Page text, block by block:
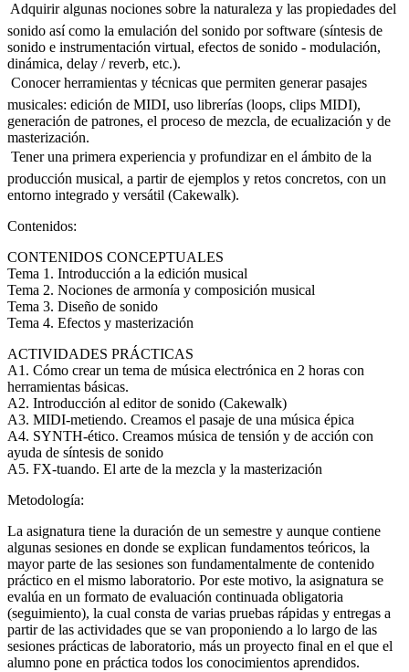
 Adquirir algunas nociones sobre la naturaleza y las propiedades del
sonido así como la emulación del sonido por software (síntesis de
sonido e instrumentación virtual, efectos de sonido - modulación,
dinámica, delay / reverb, etc.).
 Conocer herramientas y técnicas que permiten generar pasajes
musicales: edición de MIDI, uso librerías (loops, clips MIDI),
generación de patrones, el proceso de mezcla, de ecualización y de
masterización.
 Tener una primera experiencia y profundizar en el ámbito de la
producción musical, a partir de ejemplos y retos concretos, con un
entorno integrado y versátil (Cakewalk).
Contenidos:
CONTENIDOS CONCEPTUALES
Tema 1. Introducción a la edición musical
Tema 2. Nociones de armonía y composición musical
Tema 3. Diseño de sonido
Tema 4. Efectos y masterización
ACTIVIDADES PRÁCTICAS
A1. Cómo crear un tema de música electrónica en 2 horas con
herramientas básicas.
A2. Introducción al editor de sonido (Cakewalk)
A3. MIDI-metiendo. Creamos el pasaje de una música épica
A4. SYNTH-ético. Creamos música de tensión y de acción con
ayuda de síntesis de sonido
A5. FX-tuando. El arte de la mezcla y la masterización
Metodología:
La asignatura tiene la duración de un semestre y aunque contiene
algunas sesiones en donde se explican fundamentos teóricos, la
mayor parte de las sesiones son fundamentalmente de contenido
práctico en el mismo laboratorio. Por este motivo, la asignatura se
evalúa en un formato de evaluación continuada obligatoria
(seguimiento), la cual consta de varias pruebas rápidas y entregas a
partir de las actividades que se van proponiendo a lo largo de las
sesiones prácticas de laboratorio, más un proyecto final en el que el
alumno pone en práctica todos los conocimientos aprendidos.